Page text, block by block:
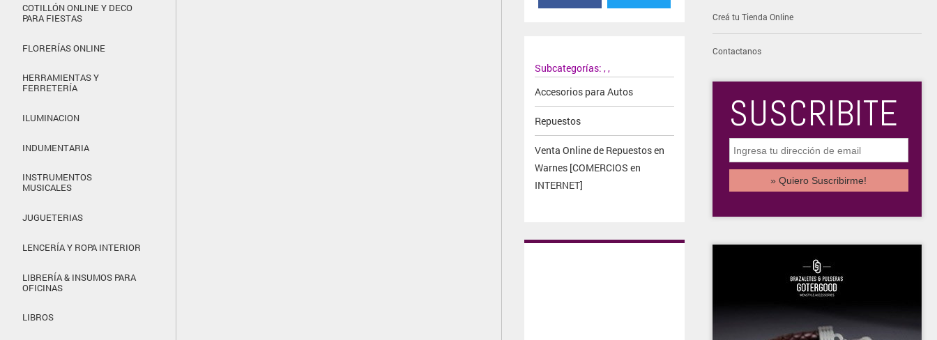
COTILLÓN ONLINE Y DECO
PARA FIESTAS
FLORERÍAS ONLINE
HERRAMIENTAS Y
FERRETERÍA
ILUMINACION
INDUMENTARIA
INSTRUMENTOS
MUSICALES
JUGUETERIAS
LENCERÍA Y ROPA INTERIOR
LIBRERÍA & INSUMOS PARA
OFICINAS
LIBROS
Subcategorías:
Accesorios para Autos
,
Repuestos
,
Venta Online de Repuestos en
Warnes [COMERCIOS en
INTERNET]
Creá tu Tienda Online
Contactanos
SUSCRIBITE